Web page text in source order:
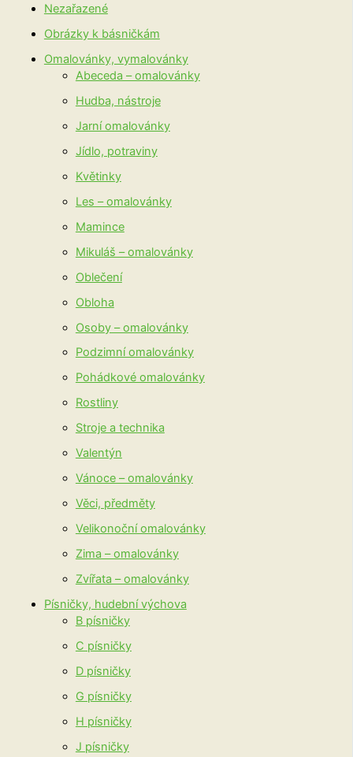
Nezařazené
Obrázky k básničkám
Omalovánky, vymalovánky
Abeceda – omalovánky
Hudba, nástroje
Jarní omalovánky
Jídlo, potraviny
Květinky
Les – omalovánky
Mamince
Mikuláš – omalovánky
Oblečení
Obloha
Osoby – omalovánky
Podzimní omalovánky
Pohádkové omalovánky
Rostliny
Stroje a technika
Valentýn
Vánoce – omalovánky
Věci, předměty
Velikonoční omalovánky
Zima – omalovánky
Zvířata – omalovánky
Písničky, hudební výchova
B písničky
C písničky
D písničky
G písničky
H písničky
J písničky